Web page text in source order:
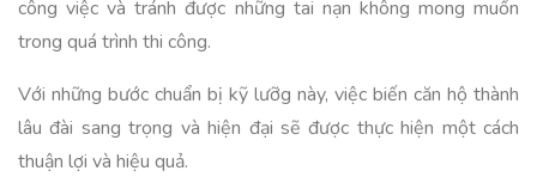
công việc và tránh được những tai nạn không mong muốn
trong quá trình thi công.
Với những bước chuẩn bị kỹ lưỡg này, việc biến căn hộ thành
lâu đài sang trọng và hiện đại sẽ được thực hiện một cách
thuận lợi và hiệu quả.